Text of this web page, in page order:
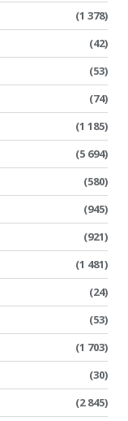
(1 378)
(42)
(53)
(74)
(1 185)
(5 694)
(580)
(945)
(921)
(1 481)
(24)
(53)
(1 703)
(30)
(2 845)